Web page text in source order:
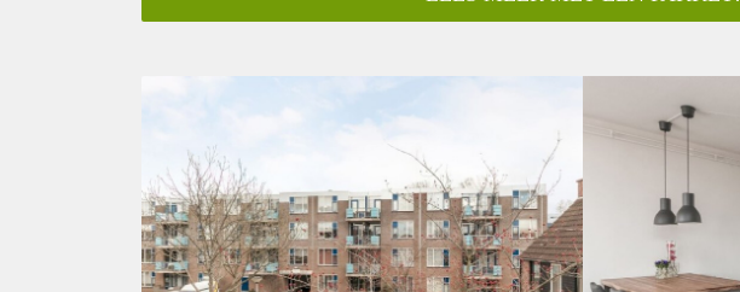
Borg: 1 Maand
Geschikt voor studenten: Afhankelijk van de Eigenaar